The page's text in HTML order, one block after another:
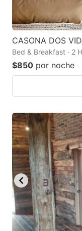
CASONA DOS
Bed & Breakfast · 2
$850 por noche